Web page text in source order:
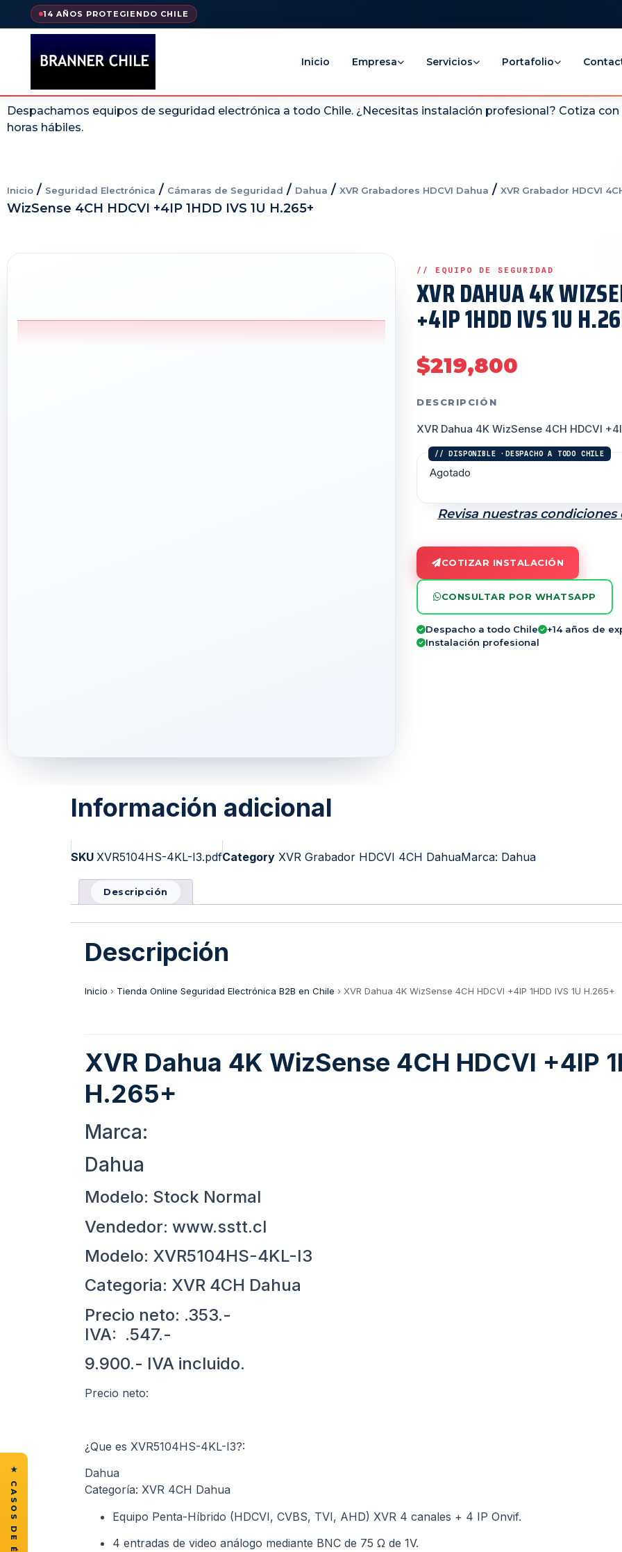
14 AÑOS PROTEGIENDO CHILE
Inicio Empresa Servicios Portafolio
Despachamos equipos de seguridad electrónica a todo Chile. ¿Necesitas instalación profesional? Cotiza
horas hábiles.
Inicio / Seguridad Electrónica / Cámaras de Seguridad / Dahua / XVR Grabadores HDCVI Dahua / XVR Grabador HDCVI
WizSense 4CH HDCVI +4IP 1HDD IVS 1U H.265+
XVR DAHUA 4K
+4IP 1HDD IVS 1U
$219,800
DESCRIPCIÓN
XVR Dahua 4K WizSense 4CH HDCVI
Agotado
Revisa nuestras condiciones
COTIZAR INSTALACIÓN
CONSULTAR POR WHATSAPP
Despacho a todo Chile
+14 años de
Instalación profesional
Información adicional
SKU XVR5104HS-4KL-I3.pdfCategory XVR Grabador HDCVI 4CH DahuaMarca: Dahua
Descripción
Descripción
Inicio › Tienda Online Seguridad Electrónica B2B en Chile › XVR Dahua 4K WizSense 4CH HDCVI +4IP 1HDD IVS 1U H.265+
XVR Dahua 4K WizSense 4CH HDCVI +4IP
H.265+
Marca:
Dahua
Modelo: Stock Normal
Vendedor: www.sstt.cl
Modelo: XVR5104HS-4KL-I3
Categoria: XVR 4CH Dahua
Precio neto: .353.-
IVA: .547.-
9.900.- IVA incluido.
Precio neto:
¿Que es XVR5104HS-4KL-I3?:
Dahua
Categoría: XVR 4CH Dahua
Equipo Penta-Híbrido (HDCVI, CVBS, TVI, AHD) XVR 4 canales + 4 IP Onvif.
4 entradas de video análogo mediante BNC de 75 Ω de 1V.